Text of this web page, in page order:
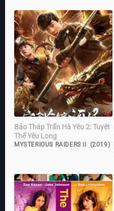
Bảo Tháp Trấn Hà Yêu 2: Tuyệt
Thế Yêu Long
MYSTERIOUS RAIDERS II (2019)